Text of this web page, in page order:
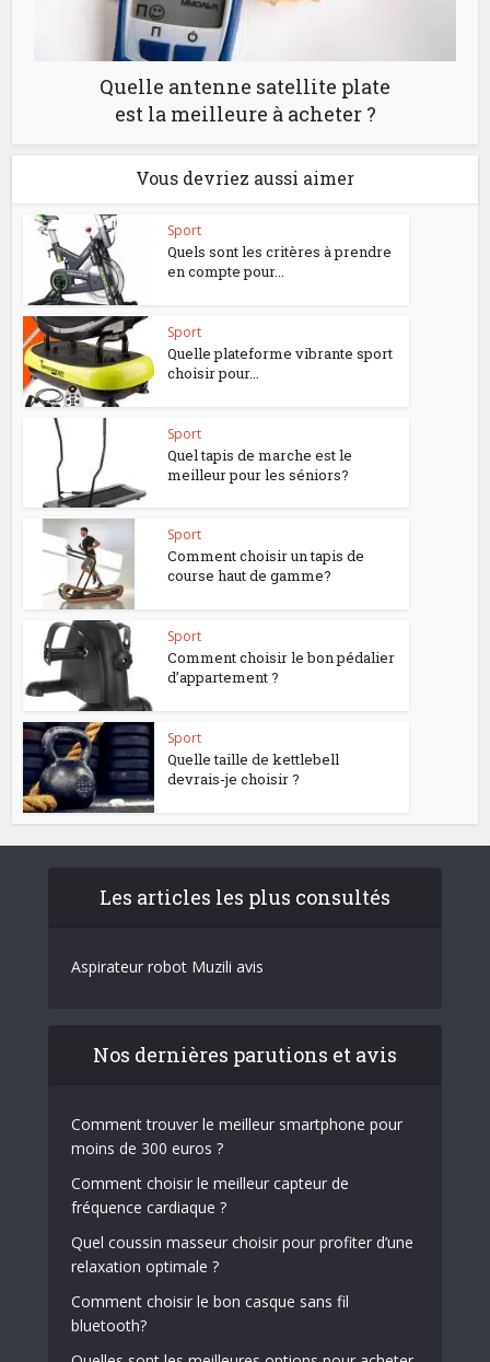
Quelle antenne satellite plate
est la meilleure à acheter ?
Vous devriez aussi aimer
Sport
Quels sont les critères à prendre
en compte pour...
Sport
Quelle plateforme vibrante sport
choisir pour...
Sport
Quel tapis de marche est le
meilleur pour les séniors?
Sport
Comment choisir un tapis de
course haut de gamme?
Sport
Comment choisir le bon pédalier
d’appartement ?
Sport
Quelle taille de kettlebell
devrais-je choisir ?
Les articles les plus consultés
Aspirateur robot Muzili avis
Nos dernières parutions et avis
Comment trouver le meilleur smartphone pour
moins de 300 euros ?
Comment choisir le meilleur capteur de
fréquence cardiaque ?
Quel coussin masseur choisir pour profiter d’une
relaxation optimale ?
Comment choisir le bon casque sans fil
bluetooth?